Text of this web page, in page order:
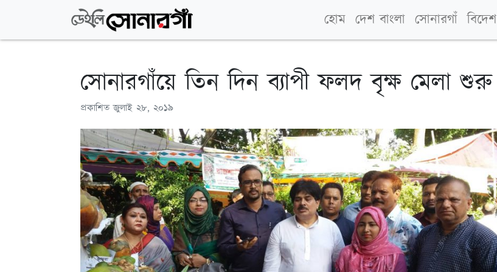
হোম দেশ বাংলা সোনারগাঁ বিদেশ
সোনারগাঁয়ে তিন দিন ব্যাপী ফলদ বৃক্ষ মেলা শুরু
প্রকাশিতজুলাই ২৮, ২০১৯